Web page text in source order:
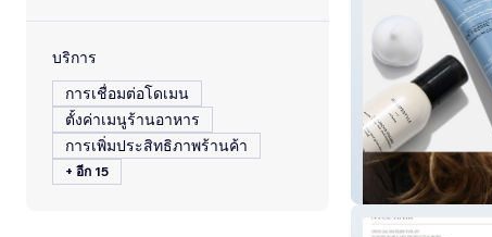
บริการ
การเชื่อมต่อโดเมน
ตั้งค่าเมนูร้านอาหาร
การเพิ่มประสิทธิภาพร้านค้า
+ อีก 15
Farmavita Suisse